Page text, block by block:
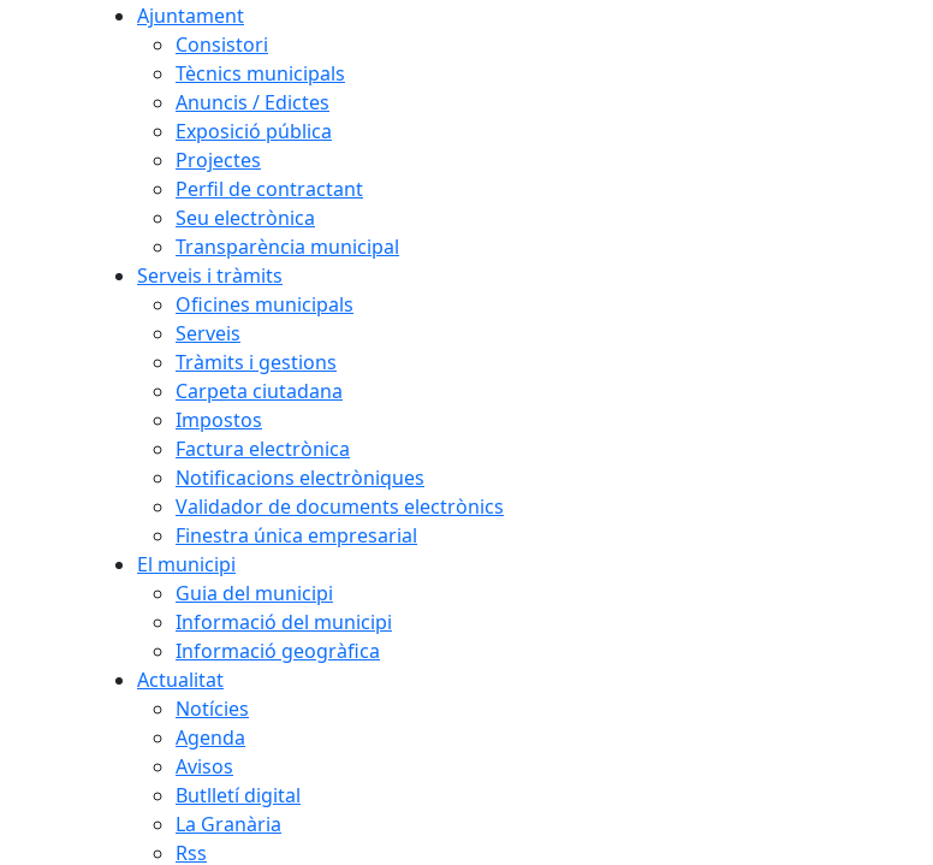
Ajuntament
Consistori
Tècnics municipals
Anuncis / Edictes
Exposició pública
Projectes
Perfil de contractant
Seu electrònica
Transparència municipal
Serveis i tràmits
Oficines municipals
Serveis
Tràmits i gestions
Carpeta ciutadana
Impostos
Factura electrònica
Notificacions electròniques
Validador de documents electrònics
Finestra única empresarial
El municipi
Guia del municipi
Informació del municipi
Informació geogràfica
Actualitat
Notícies
Agenda
Avisos
Butlletí digital
La Granària
Rss